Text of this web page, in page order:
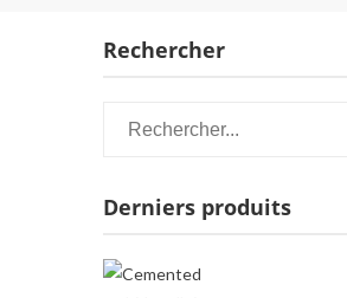
Rechercher
Derniers produits